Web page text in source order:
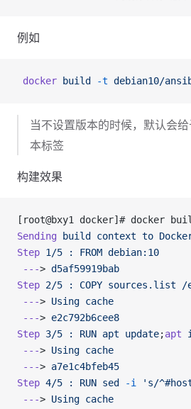
例如
docker build -t debian10/
当不设置版本的时候，默认会给
本标签
构建效果
[root@bxy1 docker]# docker
Sending build context to
Step 1/5 : FROM debian:10
---> d5af59919bab
Step 2/5 : COPY sources.list /
---> Using cache
---> e2c792b6cee8
Step 3/5 : RUN apt update;apt
---> Using cache
---> a7e1c4bfeb45
Step 4/5 : RUN sed -i
's/
---> Using cache